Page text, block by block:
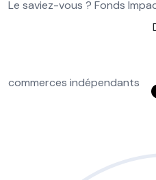
Le saviez-vous ? Fonds
commerces indépendants